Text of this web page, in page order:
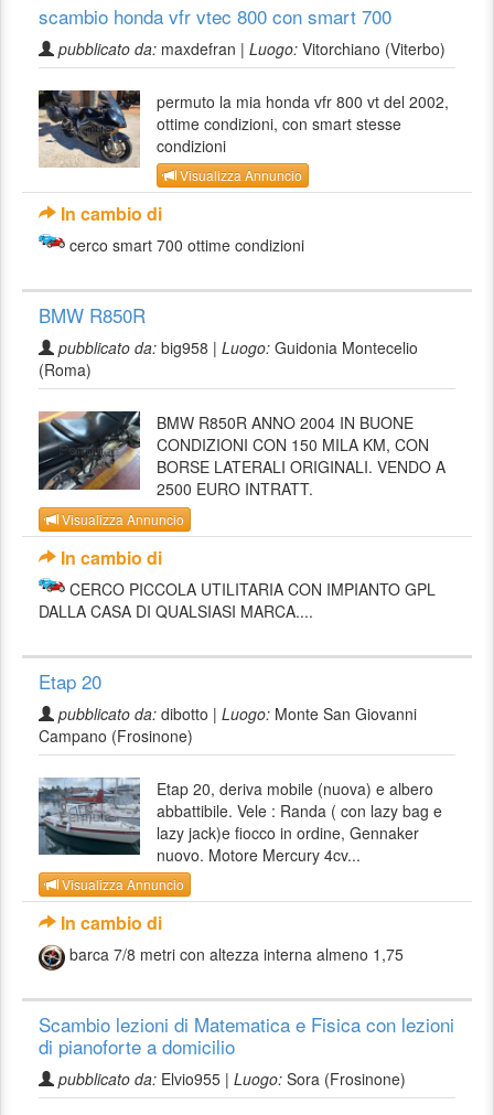
scambio honda vfr vtec 800 con smart 700
pubblicato da: maxdefran | Luogo: Vitorchiano (Viterbo)
permuto la mia honda vfr 800 vt del 2002,
ottime condizioni, con smart stesse
condizioni
Visualizza Annuncio
In cambio di
cerco smart 700 ottime condizioni
BMW R850R
pubblicato da: big958 | Luogo: Guidonia Montecelio
(Roma)
BMW R850R ANNO 2004 IN BUONE
CONDIZIONI CON 150 MILA KM, CON
BORSE LATERALI ORIGINALI. VENDO A
2500 EURO INTRATT.
Visualizza Annuncio
In cambio di
CERCO PICCOLA UTILITARIA CON IMPIANTO GPL
DALLA CASA DI QUALSIASI MARCA....
Etap 20
pubblicato da: dibotto | Luogo: Monte San Giovanni
Campano (Frosinone)
Etap 20, deriva mobile (nuova) e albero
abbattibile. Vele : Randa ( con lazy bag e
lazy jack)e fiocco in ordine, Gennaker
nuovo. Motore Mercury 4cv...
Visualizza Annuncio
In cambio di
barca 7/8 metri con altezza interna almeno 1,75
Scambio lezioni di Matematica e Fisica con lezioni
di pianoforte a domicilio
pubblicato da: Elvio955 | Luogo: Sora (Frosinone)